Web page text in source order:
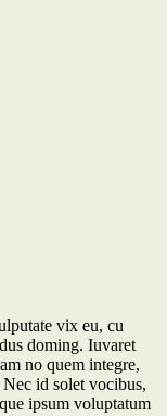
vix eu, cu
doming. Iuvaret
no quem integre,
id solet vocibus,
ipsum voluptatum